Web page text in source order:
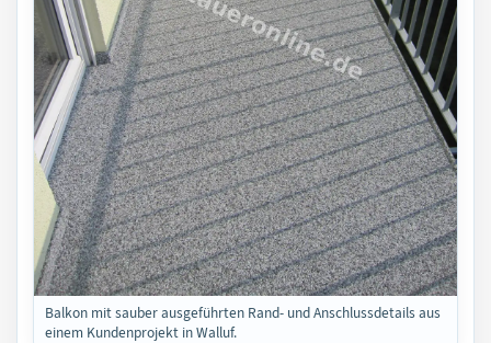
Balkon mit sauber ausgeführten Rand- und Anschlussdetails aus
einem Kundenprojekt in Walluf.